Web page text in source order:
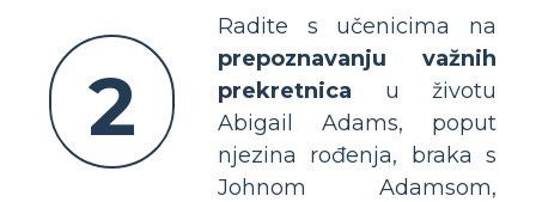
2
Radite s učenicima na
prepoznavanju važnih
prekretnica u životu
Abigail Adams, poput
njezina rođenja, braka s
Johnom Adamsom,